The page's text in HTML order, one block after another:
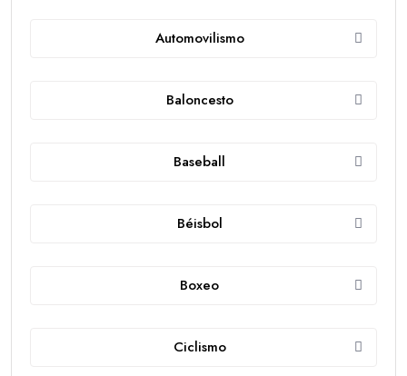
Automovilismo
Baloncesto
Baseball
Béisbol
Boxeo
Ciclismo